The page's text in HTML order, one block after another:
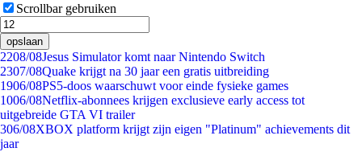
Scrollbar gebruiken
opslaan
2208/08Jesus Simulator komt naar Nintendo Switch
2307/08Quake krijgt na 30 jaar een gratis uitbreiding
1906/08PS5-doos waarschuwt voor einde fysieke games
1006/08Netflix-abonnees krijgen exclusieve early access tot
uitgebreide GTA VI trailer
306/08XBOX platform krijgt zijn eigen "Platinum" achievements dit
jaar